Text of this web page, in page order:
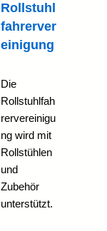
Rollstuhl
fahrerver
einigung
Die
Rollstuhlfah
rervereinigu
ng wird mit
Rollstühlen
und
Zubehör
unterstützt.